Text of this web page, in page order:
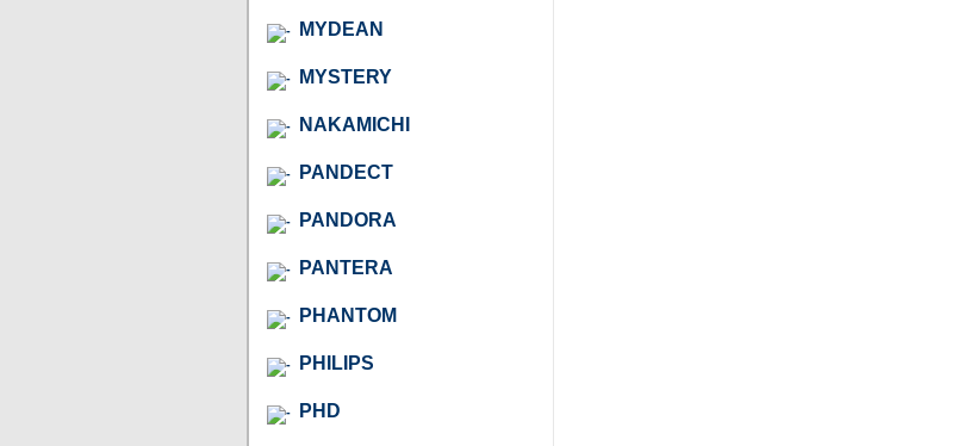
MYDEAN
MYSTERY
NAKAMICHI
PANDECT
PANDORA
PANTERA
PHANTOM
PHILIPS
PHD